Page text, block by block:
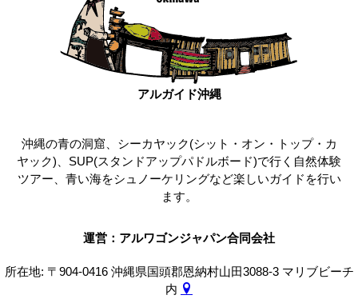
アルガイド沖縄
沖縄の青の洞窟、シーカヤック(シット・オン・トップ・カ
ヤック)、SUP(スタンドアップパドルボード)で行く自然体験
ツアー、青い海をシュノーケリングなど楽しいガイドを行い
ます。
運営：アルワゴンジャパン合同会社
所在地: 〒904-0416 沖縄県国頭郡恩納村山田3088-3 マリブビーチ
内